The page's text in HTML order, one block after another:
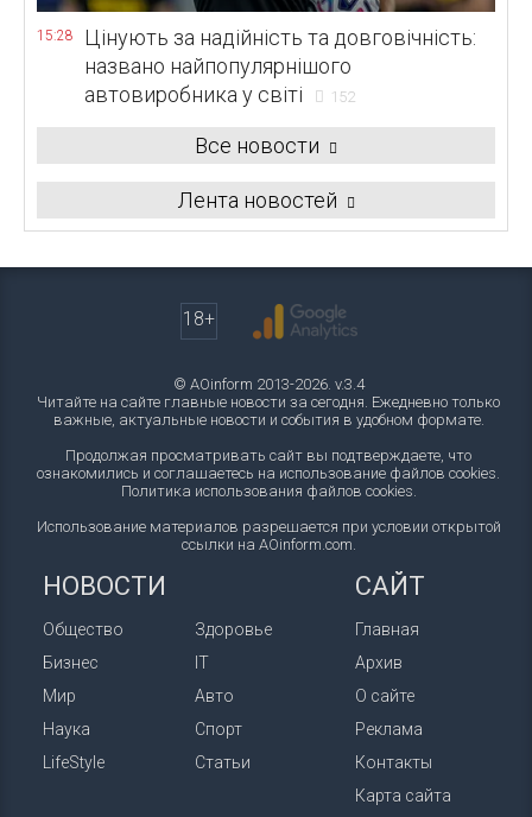
15:28
Цінують за надійність та довговічність:
названо найпопулярнішого
автовиробника у світі
152
Все новости
Лента новостей
18+
© AOinform 2013-2026. v.3.4
Читайте на сайте главные новости за сегодня. Ежедневно только
важные, актуальные новости и события в удобном формате.
Продолжая просматривать сайт вы подтверждаете, что
ознакомились и соглашаетесь на использование файлов cookies.
Политика использования файлов cookies.
Использование материалов разрешается при условии открытой
ссылки на AOinform.com.
НОВОСТИ
Общество
Бизнес
Мир
Наука
LifeStyle
Здоровье
IT
Авто
Спорт
Статьи
САЙТ
Главная
Архив
О сайте
Реклама
Контакты
Карта сайта